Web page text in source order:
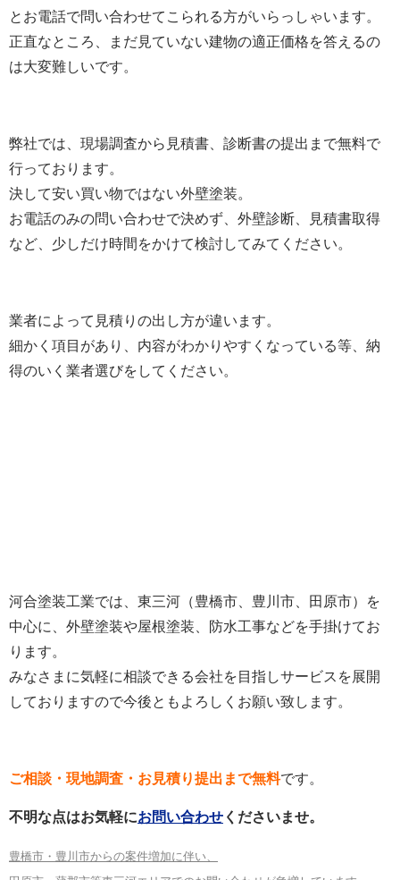
とお電話で問い合わせてこられる方がいらっしゃいます。
正直なところ、まだ見ていない建物の適正価格を答えるの
は大変難しいです。
弊社では、現場調査から見積書、診断書の提出まで無料で
行っております。
決して安い買い物ではない外壁塗装。
お電話のみの問い合わせで決めず、外壁診断、見積書取得
など、少しだけ時間をかけて検討してみてください。
業者によって見積りの出し方が違います。
細かく項目があり、内容がわかりやすくなっている等、納
得のいく業者選びをしてください。
河合塗装工業では、東三河（豊橋市、豊川市、田原市）を
中心に、外壁塗装や屋根塗装、防水工事などを手掛けてお
ります。
みなさまに気軽に相談できる会社を目指しサービスを展開
しておりますので今後ともよろしくお願い致します。
ご相談・現地調査・お見積り提出まで無料です。
不明な点はお気軽にお問い合わせ くださいませ。
豊橋市・豊川市からの案件増加に伴い、